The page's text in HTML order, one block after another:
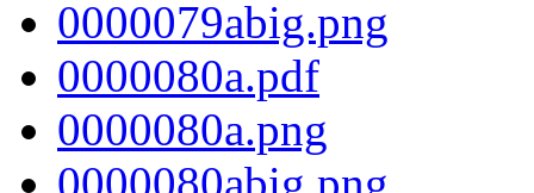
0000079abig.png
0000080a.pdf
0000080a.png